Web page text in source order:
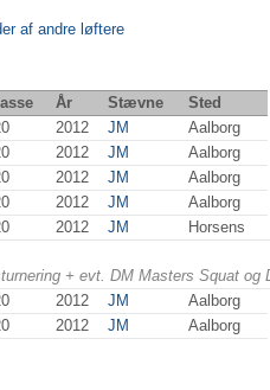
af andre løftere
År Stævne
Sted
2012 JM
Aalborg
2012 JM
Aalborg
2012 JM
Aalborg
2012 JM
Aalborg
2012 JM Horsens
+ evt. DM Masters Squat
2012 JM
Aalborg
2012 JM Aalborg